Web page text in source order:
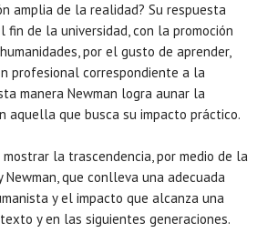
amplia de la realidad? Su respuesta
fin de la universidad, con la promoción
por el gusto de aprender,
profesional correspondiente a la
manera Newman logra aunar la
aquella que busca su impacto práctico.
la trascendencia, por medio de la
Newman, que conlleva una adecuada
y el impacto que alcanza una
y en las siguientes generaciones.